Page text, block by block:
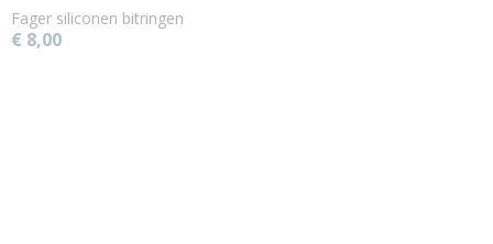
Fager siliconen bitringen
€ 8,00